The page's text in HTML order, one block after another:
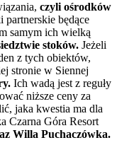
czyli ośrodków
partnerskie będące
samym ich wielką
stoków. Jeżeli
z tych obiektów,
stronie w Siennej
Ich wadą jest z reguły
niższe ceny za
jaka kwestia ma dla
Czarna Góra Resort
Willa Puchaczówka.